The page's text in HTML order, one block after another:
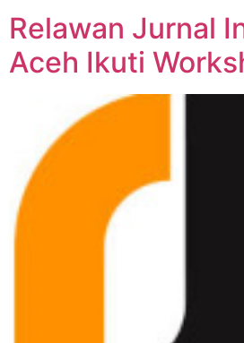
Relawan Jurnal
Aceh Ikuti